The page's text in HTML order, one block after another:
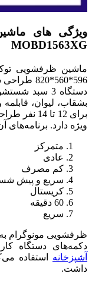
ویژگی های
MOBD1563XG
دستگاه 3 سبد
بشقاب، لیوان،
ویژه دارد. برنامه‌های
متمرکز
عادی
کم مصرف
سریع و پیش
کریستال
60 دقیقه
سریع
ظرفشویی مونوگرام
دکمه‌های دستگاه
آشپزخانه استفاده
داشت.